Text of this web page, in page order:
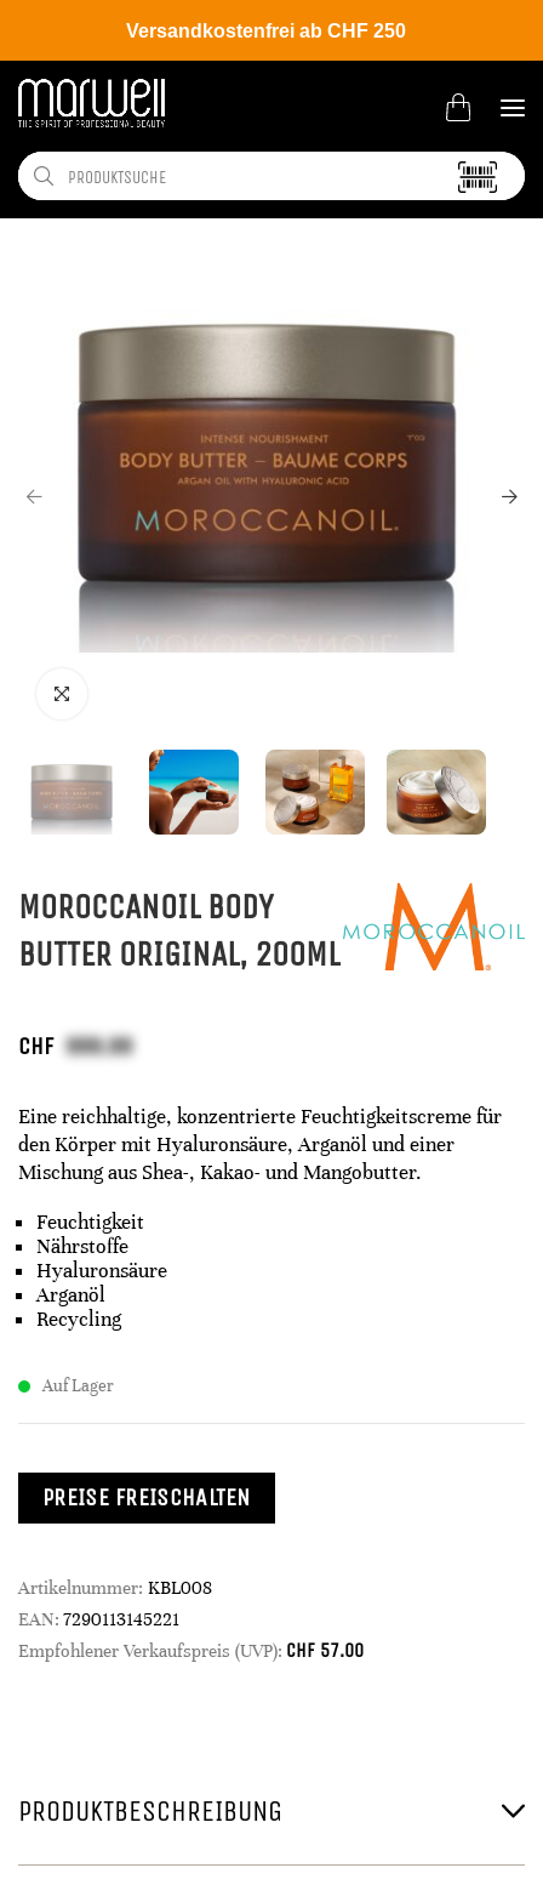
Versandkostenfrei ab CHF 250
Shop Brands Moroccanoil
MOROCCANOIL BODY
BUTTER ORIGINAL, 200ML
CHF
Eine reichhaltige, konzentrierte Feuchtigkeitscreme für
den Körper mit Hyaluronsäure, Arganöl und einer
Mischung aus Shea-, Kakao- und Mangobutter.
Feuchtigkeit
Nährstoffe
Hyaluronsäure
Arganöl
Recycling
Auf Lager
PREISE FREISCHALTEN
Artikelnummer: KBL008
EAN: 7290113145221
Empfohlener Verkaufspreis (UVP): CHF 57.00
PRODUKTBESCHREIBUNG